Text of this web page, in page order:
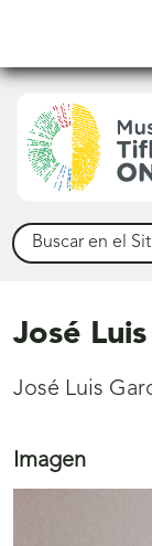
Buscar
José
José Luis
Imagen